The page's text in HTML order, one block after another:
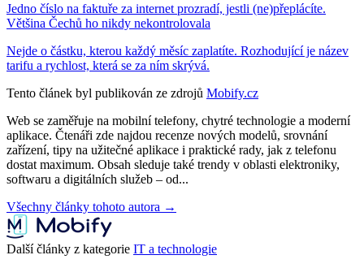
Jedno číslo na faktuře za internet prozradí, jestli (ne)přeplácíte.
Většina Čechů ho nikdy nekontrolovala
Nejde o částku, kterou každý měsíc zaplatíte. Rozhodující je název
tarifu a rychlost, která se za ním skrývá.
Tento článek byl publikován ze zdrojů Mobify.cz
Web se zaměřuje na mobilní telefony, chytré technologie a moderní
aplikace. Čtenáři zde najdou recenze nových modelů, srovnání
zařízení, tipy na užitečné aplikace i praktické rady, jak z telefonu
dostat maximum. Obsah sleduje také trendy v oblasti elektroniky,
softwaru a digitálních služeb – od...
Všechny články tohoto autora →
Další články z kategorie IT a technologie